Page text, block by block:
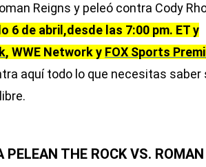
Reigns y peleó contra Cody
6 de abril,desde las 7:00 pm. ET y
, WWE Network y FOX Sports
aquí todo lo que necesitas saber
PELEAN THE ROCK VS.